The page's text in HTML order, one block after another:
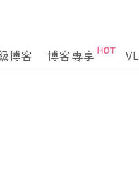
博客 博客專享